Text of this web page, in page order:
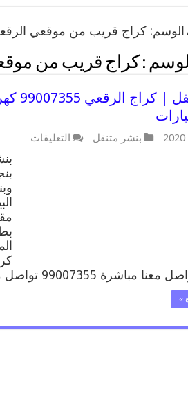
الوسم:كراج قريب من موقعي
: كراج قريب من
بنشر
بنشر متنقل التعليقات
متنقل
كراج
الرقعي
كهرباء
وبنشر,
تصليح
سيارات
99007355 تواصل معنا …
»